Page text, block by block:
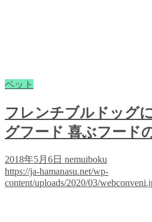
ペット
フレンチブルドッグ
グフード 喜ぶフード
2018年5月6日 nemuiboku
https://ja-hamanasu.net/wp-
content/uploads/2020/03/